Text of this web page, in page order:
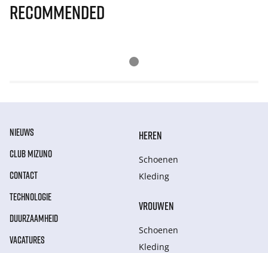
Recommended
NIEUWS
CLUB MIZUNO
CONTACT
TECHNOLOGIE
DUURZAAMHEID
VACATURES
HEREN
Schoenen
Kleding
VROUWEN
Schoenen
Kleding